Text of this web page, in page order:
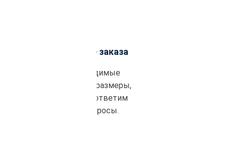
Подтверждение заказа
Уточним необходимые
материалы, объем, размеры,
сроки поставки и ответим
на все ваши вопросы.